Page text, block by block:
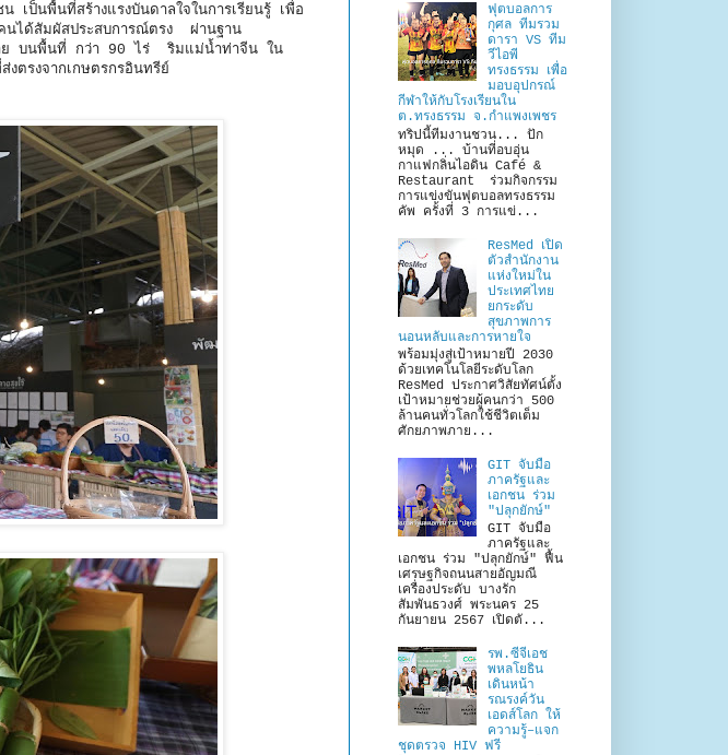
เป็นพื้นที่สร้างแรงบันดาลใจในการเรียนรู้ เพื่อ
คนได้สัมผัสประสบการณ์ตรง ผ่านฐาน
าย บนพื้นที่ กว่า 90 ไร่ ริมแม่น้ำท่าจีน ใน
ตรงจากเกษตรกรอินทรีย์
ฟุตบอลการ
กุศล ทีมรวม
ดารา VS ทีม
วีไอพี
ทรงธรรม เพื่อ
มอบอุปกรณ์
กีฬาให้กับโรงเรียนใน
ต.ทรงธรรม จ.กำแพงเพชร
ทริปนี้ทีมงานชวน... ปัก
หมุด ... บ้านที่อบอุ่น
กาแฟกลิ่นไอดิน Café &
Restaurant ร่วมกิจกรรม
การแข่งขันฟุตบอลทรงธรรม
คัพ ครั้งที่ 3 การแข่...
ResMed เปิด
ตัวสำนักงาน
แห่งใหม่ใน
ประเทศไทย
ยกระดับ
สุขภาพการ
นอนหลับและการหายใจ
พร้อมมุ่งสู่เป้าหมายปี 2030
ด้วยเทคโนโลยีระดับโลก
ResMed ประกาศวิสัยทัศน์ตั้ง
เป้าหมายช่วยผู้คนกว่า 500
ล้านคนทั่วโลกใช้ชีวิตเต็ม
ศักยภาพภาย...
GIT จับมือ
ภาครัฐและ
เอกชน ร่วม
"ปลุกยักษ์"
GIT จับมือ
ภาครัฐและ
เอกชน ร่วม "ปลุกยักษ์" ฟื้น
เศรษฐกิจถนนสายอัญมณี
เครื่องประดับ บางรัก
สัมพันธวงศ์ พระนคร 25
กันยายน 2567 เปิดตั...
รพ.ซีจีเอช
พหลโยธิน
เดินหน้า
รณรงค์วัน
เอดส์โลก ให้
ความรู้–แจก
ชุดตรวจ HIV ฟรี